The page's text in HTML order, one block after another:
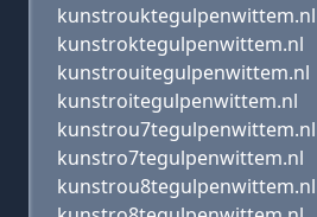
kunstrouktegulpenwittem.nl
kunstroktegulpenwittem.nl
kunstrouitegulpenwittem.nl
kunstroitegulpenwittem.nl
kunstrou7tegulpenwittem.nl
kunstro7tegulpenwittem.nl
kunstrou8tegulpenwittem.nl